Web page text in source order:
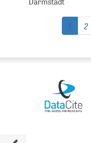
Current
page
1 2